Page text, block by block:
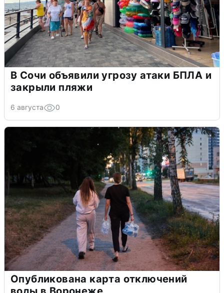
В Сочи объявили угрозу атаки БПЛА и
закрыли пляжи
6 августа 0
Опубликована карта отключений